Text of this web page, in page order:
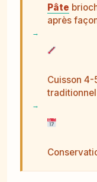
Pâte
après
Cuisson
traditionnel